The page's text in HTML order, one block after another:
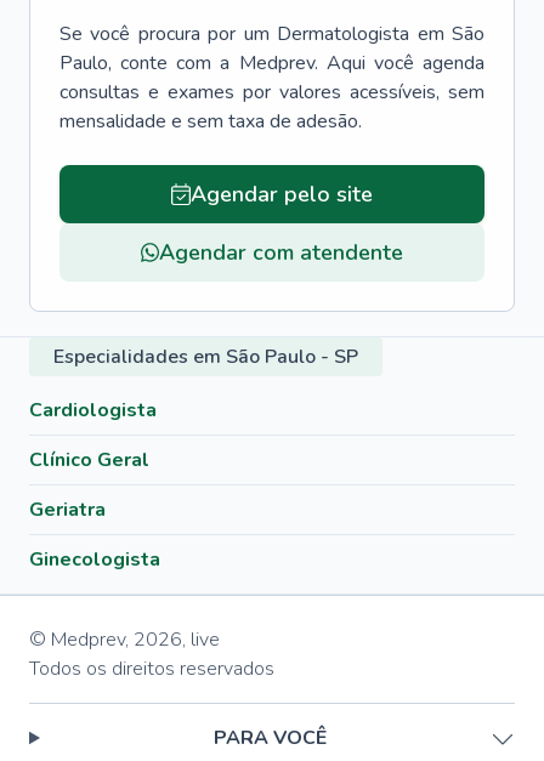
Se você procura por um Dermatologista em São
Paulo, conte com a Medprev. Aqui você agenda
consultas e exames por valores acessíveis, sem
mensalidade e sem taxa de adesão.
Agendar pelo site
Agendar com atendente
Especialidades em São Paulo - SP
Cardiologista
Clínico Geral
Geriatra
Ginecologista
© Medprev, 2026, live
Todos os direitos reservados
PARA VOCÊ